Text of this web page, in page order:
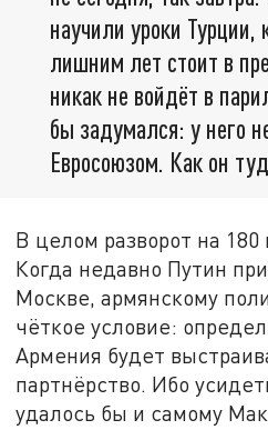
научили уроки Турции,
лишним лет стоит в
никак не войдёт в
бы задумался: у него
Евросоюзом. Как он
В целом разворот на
Когда недавно Путин
Москве, армянскому
чёткое условие:
Армения будет
партнёрство. Ибо
удалось бы и самому